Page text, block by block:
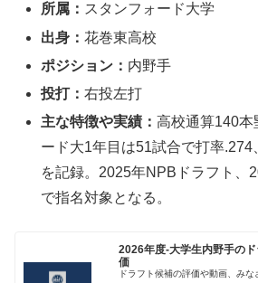
所属： スタンフォード大学
出身：花巻東高校
ポジション： 内野手
投打：右投左打
主な特徴や実績：高校通算140本
ード大1年目は51試合で打率.274
を記録。2025年NPBドラフト、
で指名対象となる。
2026年度-大学生内野手の
価
ドラフト候補の評価や動画、み